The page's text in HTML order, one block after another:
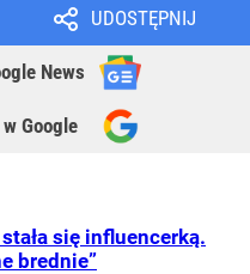
UDOSTĘPNIJ
News
Google
się influencerką.
brednie”